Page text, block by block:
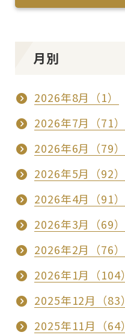
月別
2026年8月（1）
2026年7月（71）
2026年6月（79）
2026年5月（92）
2026年4月（91）
2026年3月（69）
2026年2月（76）
2026年1月（104）
2025年12月（83）
2025年11月（64）